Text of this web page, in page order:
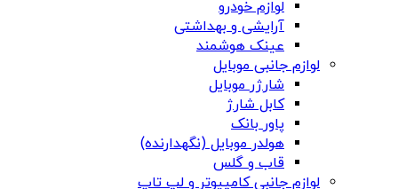
لوازم خودرو
آرایشی و بهداشتی
عینک هوشمند
لوازم جانبی موبایل
شارژر موبایل
کابل شارژ
پاور بانک
هولدر موبایل (نگهدارنده)
قاب و گلس
لوازم جانبی کامپیوتر و لپ تاپ